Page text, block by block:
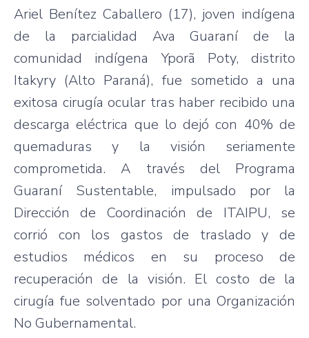
Ariel Benítez Caballero (17), joven indígena
de la parcialidad Ava Guaraní de la
comunidad indígena Yporã Poty, distrito
Itakyry (Alto Paraná), fue sometido a una
exitosa cirugía ocular tras haber recibido una
descarga eléctrica que lo dejó con 40% de
quemaduras y la visión seriamente
comprometida. A través del Programa
Guaraní Sustentable, impulsado por la
Dirección de Coordinación de ITAIPU, se
corrió con los gastos de traslado y de
estudios médicos en su proceso de
recuperación de la visión. El costo de la
cirugía fue solventado por una Organización
No Gubernamental.